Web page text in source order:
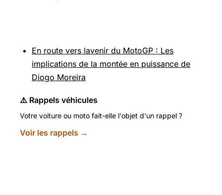
En route vers lavenir du MotoGP : Les
implications de la montée en puissance de
Diogo Moreira
⚠️ Rappels véhicules
Votre voiture ou moto fait-elle l'objet d'un rappel ?
Voir les rappels →